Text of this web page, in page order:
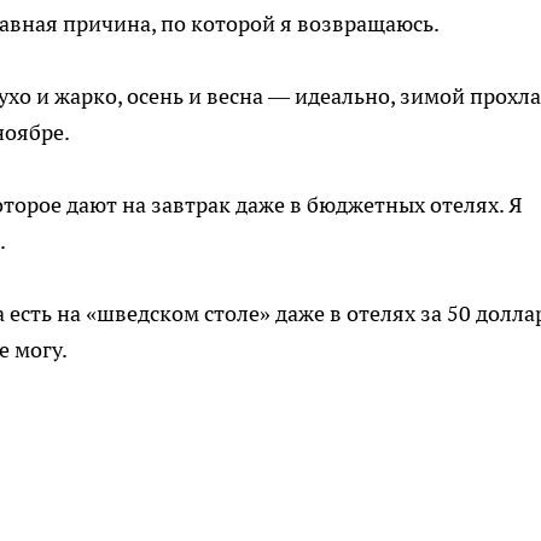
причина, по которой я возвращаюсь.
и жарко, осень и весна — идеально, зимой
дают на завтрак даже в бюджетных отелях. Я
на «шведском столе» даже в отелях за 50
могу.